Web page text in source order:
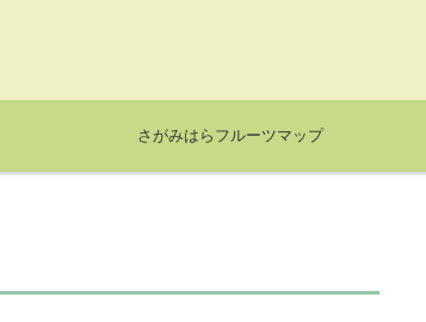
さがみはらフルーツマップ